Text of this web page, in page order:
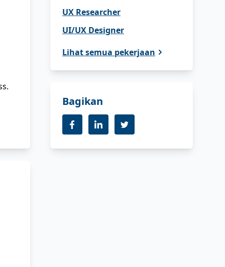
UX Researcher
UI/UX Designer
Lihat semua pekerjaan
Bagikan